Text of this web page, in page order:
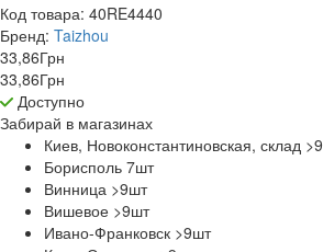
Код товара: 40RE4440
Бренд: Taizhou
33,86Грн
33,86Грн
Доступно
Забирай в магазинах
Киев, Новоконстантиновская, склад >9
Борисполь 7шт
Винница >9шт
Вишевое >9шт
Ивано-Франковск >9шт